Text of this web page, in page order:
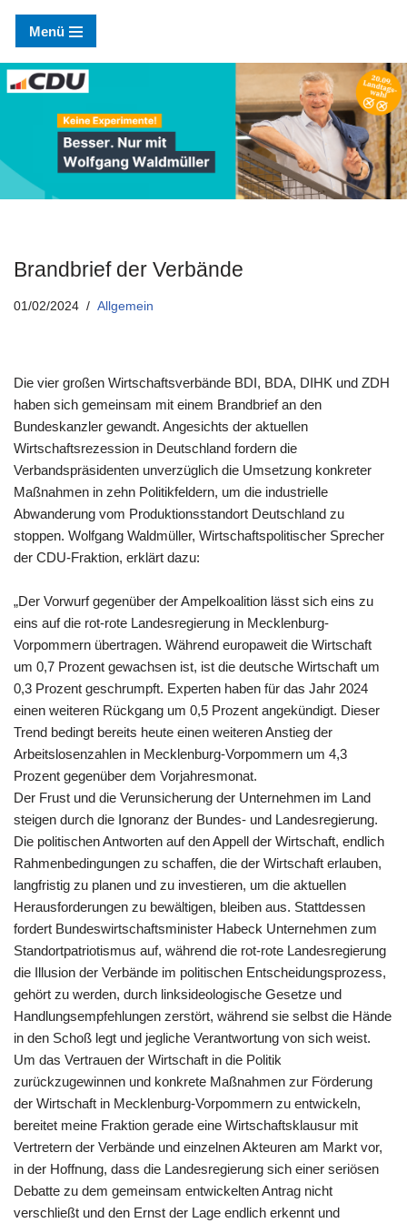
Zum
Inhalt
springen
Menü
Brandbrief der Verbände
01/02/2024 Allgemein
Die vier großen Wirtschaftsverbände BDI, BDA, DIHK und ZDH
haben sich gemeinsam mit einem Brandbrief an den
Bundeskanzler gewandt. Angesichts der aktuellen
Wirtschaftsrezession in Deutschland fordern die
Verbandspräsidenten unverzüglich die Umsetzung konkreter
Maßnahmen in zehn Politikfeldern, um die industrielle
Abwanderung vom Produktionsstandort Deutschland zu
stoppen. Wolfgang Waldmüller, Wirtschaftspolitischer Sprecher
der CDU-Fraktion, erklärt dazu:
„Der Vorwurf gegenüber der Ampelkoalition lässt sich eins zu
eins auf die rot-rote Landesregierung in Mecklenburg-
Vorpommern übertragen. Während europaweit die Wirtschaft
um 0,7 Prozent gewachsen ist, ist die deutsche Wirtschaft um
0,3 Prozent geschrumpft. Experten haben für das Jahr 2024
einen weiteren Rückgang um 0,5 Prozent angekündigt. Dieser
Trend bedingt bereits heute einen weiteren Anstieg der
Arbeitslosenzahlen in Mecklenburg-Vorpommern um 4,3
Prozent gegenüber dem Vorjahresmonat.
Der Frust und die Verunsicherung der Unternehmen im Land
steigen durch die Ignoranz der Bundes- und Landesregierung.
Die politischen Antworten auf den Appell der Wirtschaft, endlich
Rahmenbedingungen zu schaffen, die der Wirtschaft erlauben,
langfristig zu planen und zu investieren, um die aktuellen
Herausforderungen zu bewältigen, bleiben aus. Stattdessen
fordert Bundeswirtschaftsminister Habeck Unternehmen zum
Standortpatriotismus auf, während die rot-rote Landesregierung
die Illusion der Verbände im politischen Entscheidungsprozess,
gehört zu werden, durch linksideologische Gesetze und
Handlungsempfehlungen zerstört, während sie selbst die Hände
in den Schoß legt und jegliche Verantwortung von sich weist.
Um das Vertrauen der Wirtschaft in die Politik
zurückzugewinnen und konkrete Maßnahmen zur Förderung
der Wirtschaft in Mecklenburg-Vorpommern zu entwickeln,
bereitet meine Fraktion gerade eine Wirtschaftsklausur mit
Vertretern der Verbände und einzelnen Akteuren am Markt vor,
in der Hoffnung, dass die Landesregierung sich einer seriösen
Debatte zu dem gemeinsam entwickelten Antrag nicht
verschließt und den Ernst der Lage endlich erkennt und